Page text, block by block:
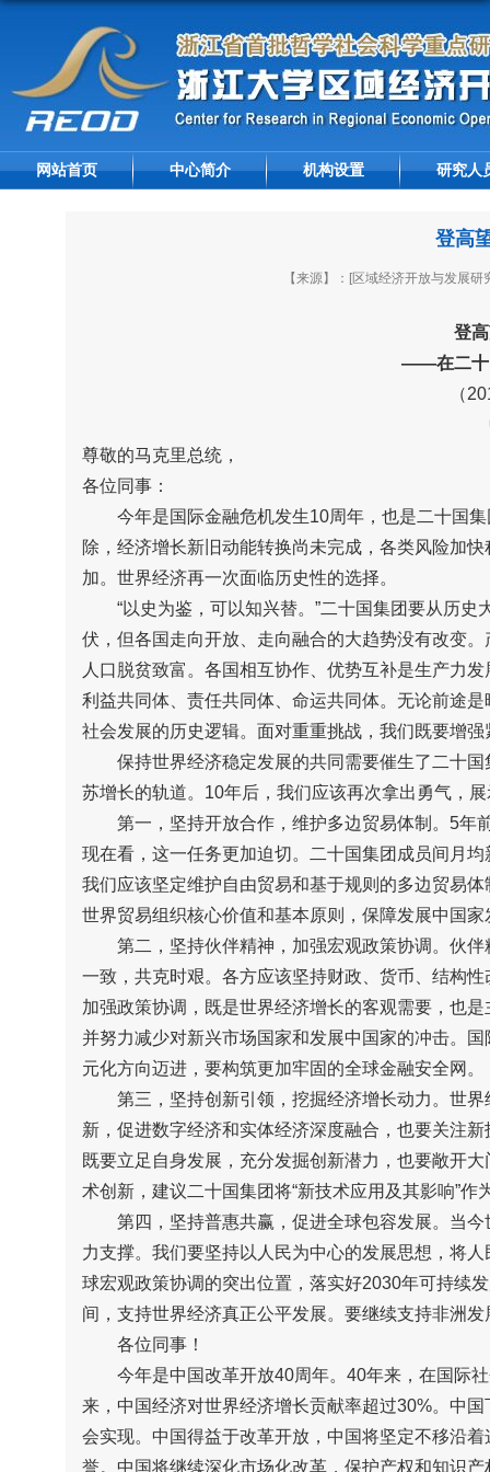
网站首页 中心简介 机构设置 研究人
登高
【来源】：[区域经济开放与发展研
登
――在二
（
尊敬的马克里总统，
各位同事：
今年是国际金融危机发生10周年，也是二十国集
除，经济增长新旧动能转换尚未完成，各类风险加
加。世界经济再一次面临历史性的选择。
“以史为鉴，可以知兴替。”二十国集团要从历史
伏，但各国走向开放、走向融合的大趋势没有改变
人口脱贫致富。各国相互协作、优势互补是生产力
利益共同体、责任共同体、命运共同体。无论前途
社会发展的历史逻辑。面对重重挑战，我们既要增
保持世界经济稳定发展的共同需要催生了二十国
苏增长的轨道。10年后，我们应该再次拿出勇气，
第一，坚持开放合作，维护多边贸易体制。5年
现在看，这一任务更加迫切。二十国集团成员间月
我们应该坚定维护自由贸易和基于规则的多边贸易
世界贸易组织核心价值和基本原则，保障发展中国
第二，坚持伙伴精神，加强宏观政策协调。伙伴
一致，共克时艰。各方应该坚持财政、货币、结构
加强政策协调，既是世界经济增长的客观需要，也
并努力减少对新兴市场国家和发展中国家的冲击。
元化方向迈进，要构筑更加牢固的全球金融安全网。
第三，坚持创新引领，挖掘经济增长动力。世界
新，促进数字经济和实体经济深度融合，也要关注
既要立足自身发展，充分发掘创新潜力，也要敞开
术创新，建议二十国集团将“新技术应用及其影响”
第四，坚持普惠共赢，促进全球包容发展。当今
力支撑。我们要坚持以人民为中心的发展思想，将
球宏观政策协调的突出位置，落实好2030年可持续
间，支持世界经济真正公平发展。要继续支持非洲
各位同事！
今年是中国改革开放40周年。40年来，在国际社
来，中国经济对世界经济增长贡献率超过30%。中
会实现。中国得益于改革开放，中国将坚定不移沿
誉。中国将继续深化市场化改革，保护产权和知识